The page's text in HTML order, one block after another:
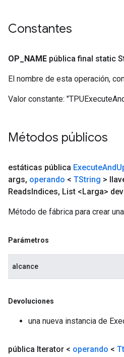
Constantes
OP NAME pública final static
El nombre de esta operación,
Valor constante:
Métodos públicos
estáticas pública ExecuteAnd
args, operando < TString >
ReadsIndices, List <Larga>
Método de fábrica para crear
Parámetros
alcance
Devoluciones
una nueva instancia de
pública Iterator < operando <